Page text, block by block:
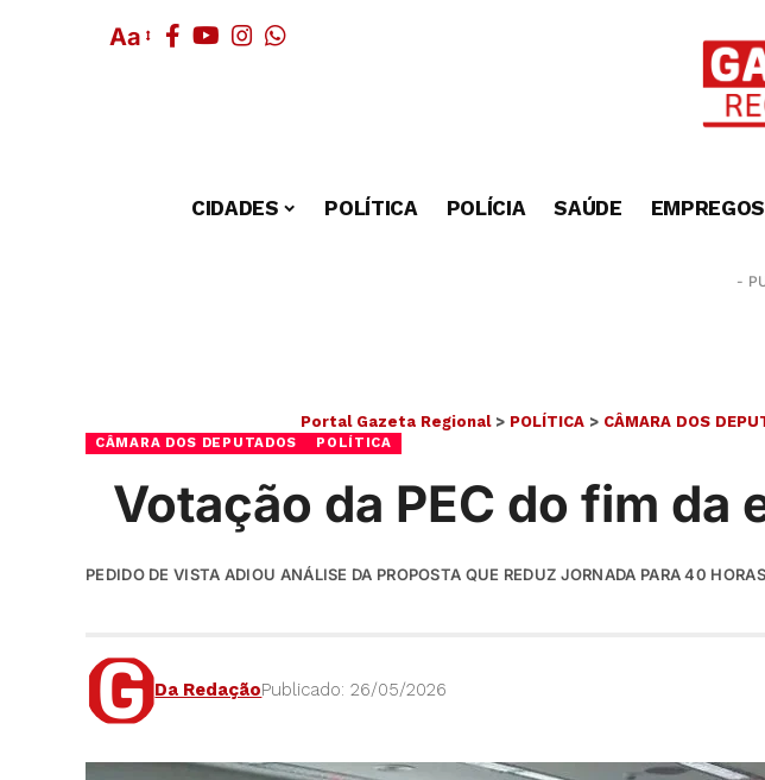
Aa
CIDADES POLÍTICA POLÍCIA SAÚDE EMPREGOS
-
Portal Gazeta Regional> POLÍTICA> CÂMARA DOS
CÂMARA DOS DEPUTADOS POLÍTICA
Votação da PEC do fim da
PEDIDO DE VISTA ADIOU ANÁLISE DA PROPOSTA QUE REDUZ JORNADA PARA 40
Da RedaçãoPublicado: 26/05/2026